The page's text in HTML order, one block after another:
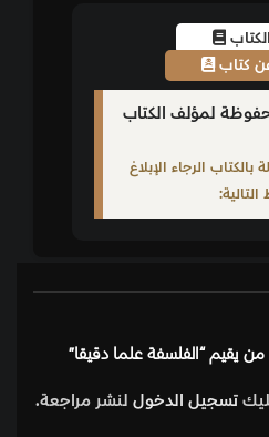
كتاب
لمؤلف الكتاب
الرجاء الإبلاغ
يقيم “الفلسفة علما دقيقا”
تسجيل الدخول لنشر مراجعة.